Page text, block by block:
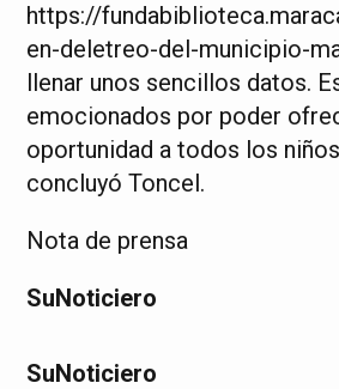
https://
en-deletreo-del-municipio-
llenar unos sencillos datos.
emocionados por poder
oportunidad a todos los
concluyó Toncel.
Nota de prensa
SuNoticiero
SuNoticiero